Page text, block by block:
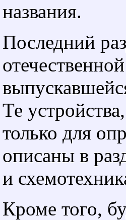
названия.
Последний
Те
только для
описаны в
и
Кроме того,